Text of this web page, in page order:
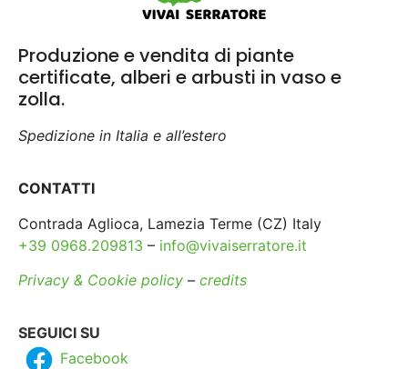
Produzione e vendita di piante
certificate, alberi e arbusti in vaso e
zolla.
Spedizione in Italia e all’estero
CONTATTI
Contrada Aglioca, Lamezia Terme (CZ) Italy
+39 0968.209813 – info@vivaiserratore.it
Privacy & Cookie policy – credits
SEGUICI SU
Facebook